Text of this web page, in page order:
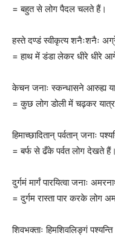
= बहुत से लोग पैदल चलते हैं।
हस्ते दण्डं स्वीकृत्य शनैःशनैः
= हाथ में डंडा लेकर धीरे धीरे
केचन जनाः स्कन्धासने आरुह्य
= कुछ लोग डोली में चढ़कर
हिमाच्छादितान् पर्वतान् जनाः
= बर्फ से ढँके पर्वत लोग देखते हैं।
दुर्गमं मार्गं पारयित्वा जनाः
= दुर्गम रास्ता पार करके लोग
शिवभक्ताः हिमशिवलिङ्गं